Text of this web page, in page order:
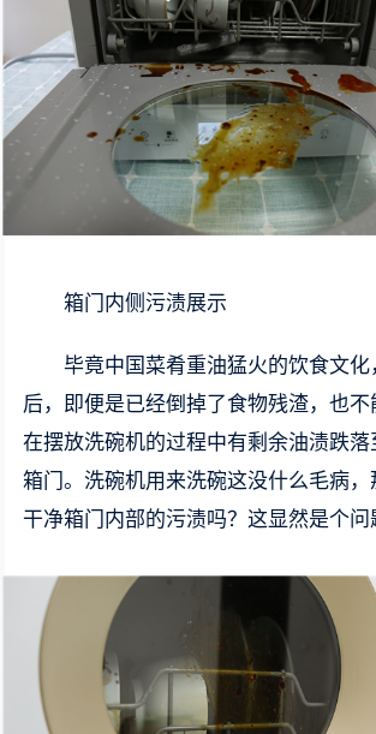
箱门内侧污渍展示
毕竟中国菜肴重油猛火的饮食文
后，即便是已经倒掉了食物残渣，也
在摆放洗碗机的过程中有剩余油渍跌
箱门。洗碗机用来洗碗这没什么毛病
干净箱门内部的污渍吗？这显然是个问